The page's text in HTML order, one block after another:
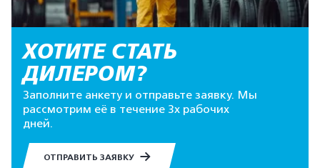
ХОТИТЕ СТАТЬ
ДИЛЕРОМ?
Заполните анкету и отправьте заявку. Мы
рассмотрим её в течение 3х рабочих
дней.
ОТПРАВИТЬ ЗАЯВКУ